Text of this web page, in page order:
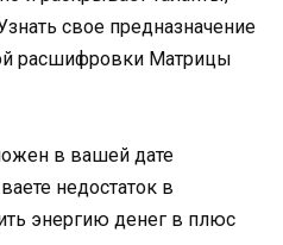
свое предназначение
расшифровки Матрицы
в вашей дате
недостаток в
энергию денег в плюс